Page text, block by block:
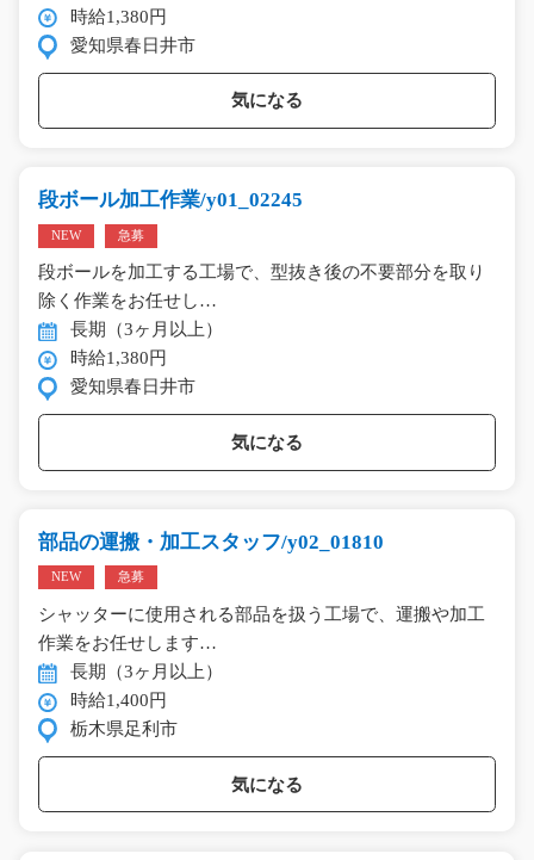
時給1,380円
愛知県春日井市
気になる
段ボール加工作業/y01_02245
NEW 急募
段ボールを加工する工場で、型抜き後の不要部分を取り
除く作業をお任せし…
長期（3ヶ月以上）
時給1,380円
愛知県春日井市
気になる
部品の運搬・加工スタッフ/y02_01810
NEW 急募
シャッターに使用される部品を扱う工場で、運搬や加工
作業をお任せします…
長期（3ヶ月以上）
時給1,400円
栃木県足利市
気になる